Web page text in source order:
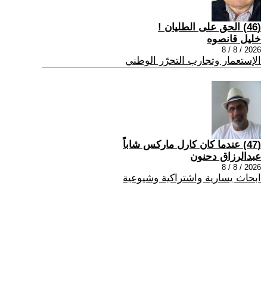
(46) الحق على الطليان !
خليل قانصوه
2026 / 8 / 8
الإستعمار وتجارب التحرّر الوطني
(47) عندما كان كارل ماركس شاباً
عبدالرزاق دحنون
2026 / 8 / 8
ابحاث يسارية واشتراكية وشيوعية